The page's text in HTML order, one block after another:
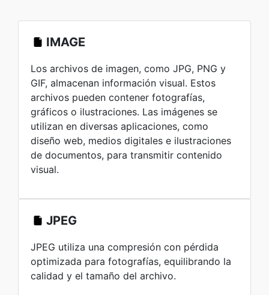
IMAGE
Los archivos de imagen, como JPG, PNG y
GIF, almacenan información visual. Estos
archivos pueden contener fotografías,
gráficos o ilustraciones. Las imágenes se
utilizan en diversas aplicaciones, como
diseño web, medios digitales e ilustraciones
de documentos, para transmitir contenido
visual.
JPEG
JPEG utiliza una compresión con pérdida
optimizada para fotografías, equilibrando la
calidad y el tamaño del archivo.